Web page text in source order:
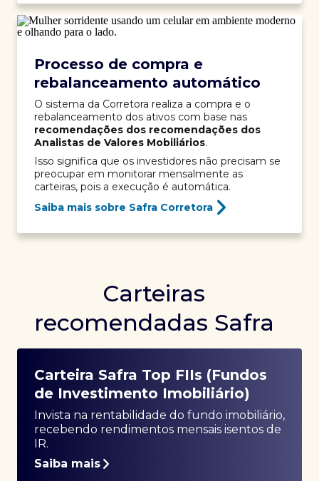
Processo de compra e
rebalanceamento automático
O sistema da Corretora realiza a compra e o
rebalanceamento dos ativos com base nas
recomendações dos recomendações dos
Analistas de Valores Mobiliários.
Isso significa que os investidores não precisam se
preocupar em monitorar mensalmente as
carteiras, pois a execução é automática.
Saiba mais sobre Safra Corretora
Carteiras
recomendadas Safra
Carteira Safra Top FIIs (Fundos
de Investimento Imobiliário)
Invista na rentabilidade do fundo imobiliário,
recebendo rendimentos mensais isentos de
IR.
Saiba mais